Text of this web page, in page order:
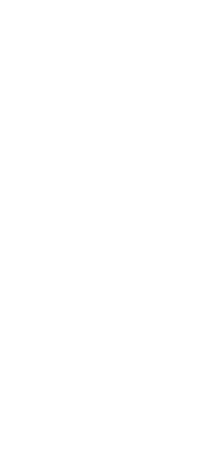
Comment est
Le simulateur est-il
Est-ce que PIL est
Puis-je enregistrer
Est-ce que je peux
recommandations